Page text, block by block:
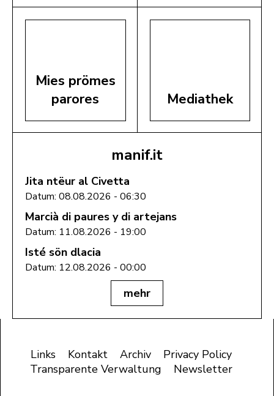
Mies prömes
parores
Mediathek
manif.it
Jita ntëur al Civetta
Datum: 08.08.2026 - 06:30
Marcià di paures y di artejans
Datum: 11.08.2026 - 19:00
Isté sön dlacia
Datum: 12.08.2026 - 00:00
mehr
Links Kontakt Archiv
Privacy Policy
Transparente Verwaltung
Newsletter